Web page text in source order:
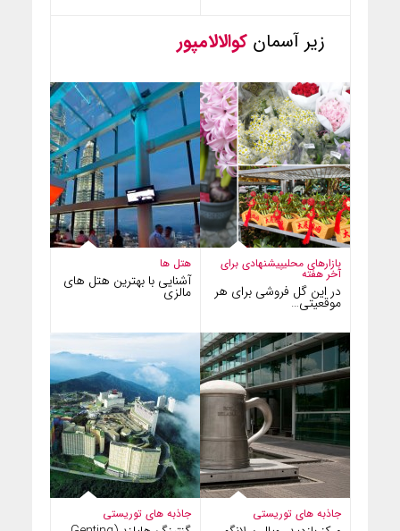
زیر آسمان کوالالامپور
هتل ها
آشنایی با بهترین هتل های
مالزی
بازارهای محلیپیشنهادی برای
آخر هفته
در این گل فروشی برای هر
موقعیتی…
جاذبه های توریستی جاذبه های توریستی